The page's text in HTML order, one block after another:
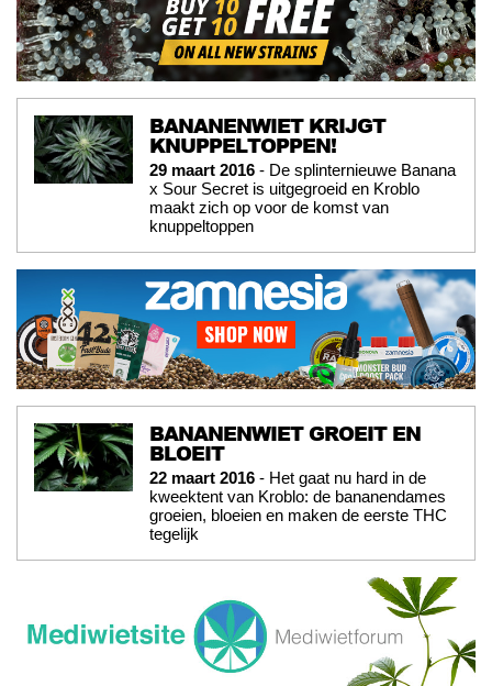
BANANENWIET KRIJGT
KNUPPELTOPPEN!
29 maart 2016 - De splinternieuwe Banana
x Sour Secret is uitgegroeid en Kroblo
maakt zich op voor de komst van
knuppeltoppen
BANANENWIET GROEIT EN
BLOEIT
22 maart 2016 - Het gaat nu hard in de
kweektent van Kroblo: de bananendames
groeien, bloeien en maken de eerste THC
tegelijk